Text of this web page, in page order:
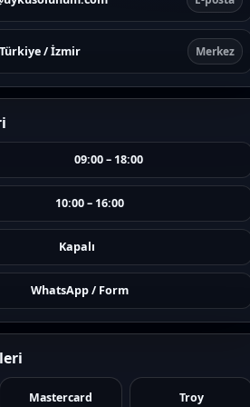
Türkiye / İzmir Merkez
09:00 – 18:00
10:00 – 16:00
Kapalı
WhatsApp / Form
Mastercard Troy